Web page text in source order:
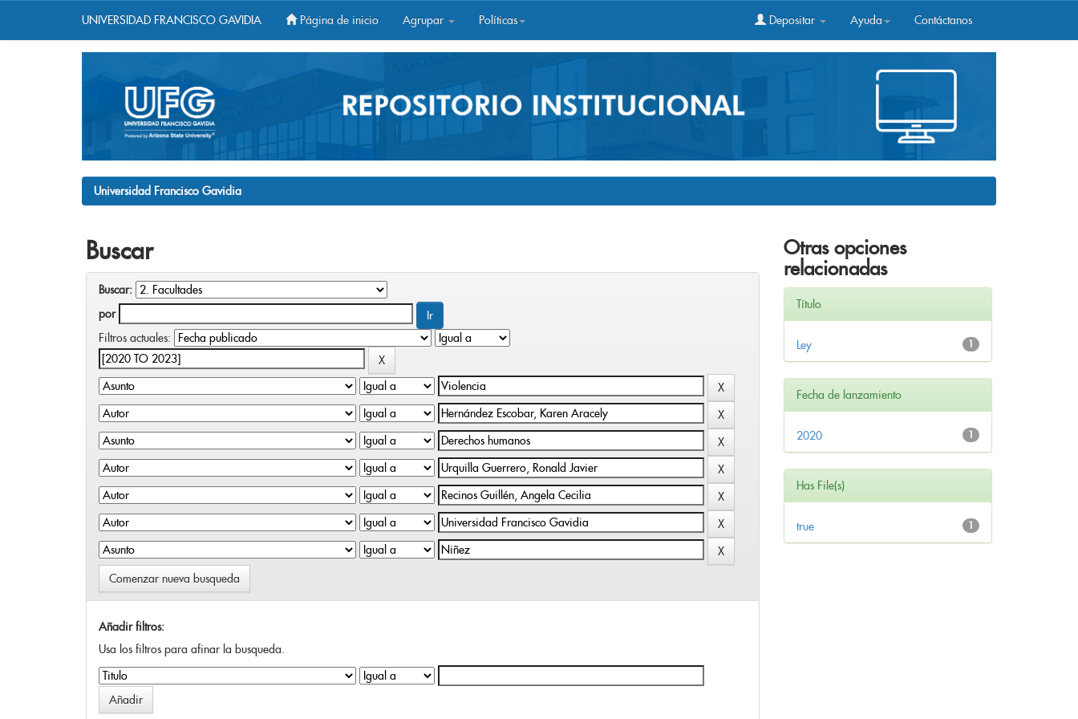
UNIVERSIDAD FRANCISCO GAVIDIA Página de inicio Agrupar Políticas Depositar Ayuda Contáctanos
Universidad Francisco Gavidia
Buscar
Buscar:
por
Filtros actuales:
Comenzar nueva busqueda
Añadir filtros:
Usa los filtros para afinar la busqueda.
Otras opciones
relacionadas
Título
1
Ley
Fecha de lanzamiento
1
2020
Has File(s)
1
true